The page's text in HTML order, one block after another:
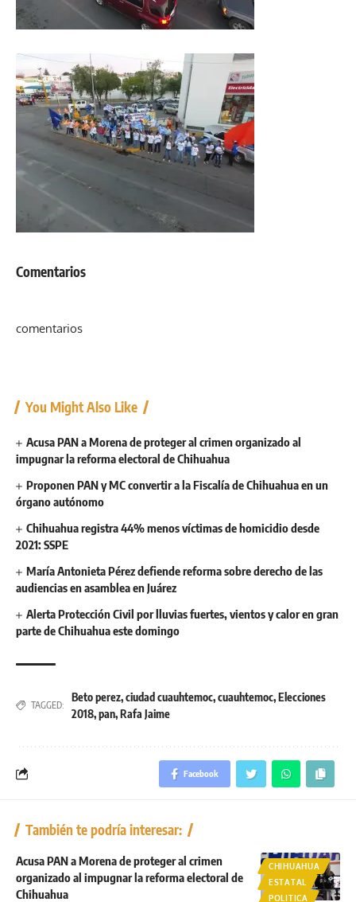
Comentarios
comentarios
You Might Also Like
Acusa PAN a Morena de proteger al crimen organizado al
impugnar la reforma electoral de Chihuahua
Proponen PAN y MC convertir a la Fiscalía de Chihuahua en un
órgano autónomo
Chihuahua registra 44% menos víctimas de homicidio desde
2021: SSPE
María Antonieta Pérez defiende reforma sobre derecho de las
audiencias en asamblea en Juárez
Alerta Protección Civil por lluvias fuertes, vientos y calor en gran
parte de Chihuahua este domingo
TAGGED:
Beto perez,ciudad cuauhtemoc,cuauhtemoc,Elecciones
2018,pan,Rafa Jaime
Facebook
También te podría interesar:
CHIHUAHUA
ESTATAL
POLITICA
Acusa PAN a Morena de proteger al crimen
organizado al impugnar la reforma electoral de
Chihuahua